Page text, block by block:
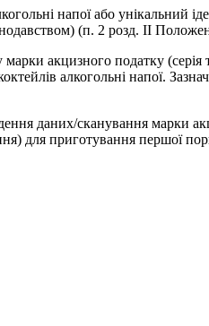
напої або унікальний
(п. 2 розд. ІІ
акцизного податку (серiя
алкогольні напої.
даних/сканування марки
для приготування першої